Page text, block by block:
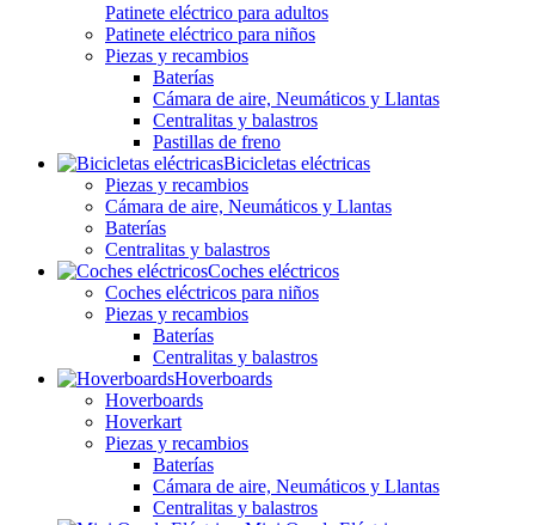
Patinete eléctrico para adultos
Patinete eléctrico para niños
Piezas y recambios
Baterías
Cámara de aire, Neumáticos y Llantas
Centralitas y balastros
Pastillas de freno
Bicicletas eléctricas
Piezas y recambios
Cámara de aire, Neumáticos y Llantas
Baterías
Centralitas y balastros
Coches eléctricos
Coches eléctricos para niños
Piezas y recambios
Baterías
Centralitas y balastros
Hoverboards
Hoverboards
Hoverkart
Piezas y recambios
Baterías
Cámara de aire, Neumáticos y Llantas
Centralitas y balastros